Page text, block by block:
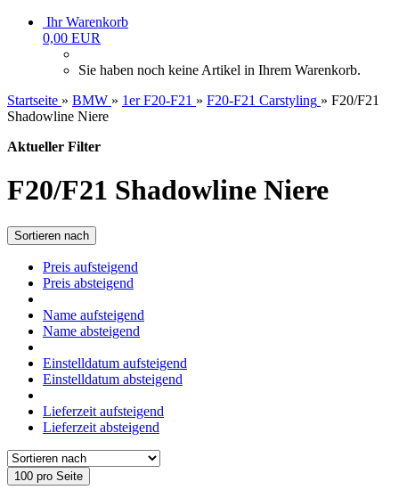
Ihr Warenkorb
0,00 EUR
Sie haben noch keine Artikel in Ihrem Warenkorb.
Startseite » BMW » 1er F20-F21 » F20-F21 Carstyling » F20/F21
Shadowline Niere
Aktueller Filter
F20/F21 Shadowline Niere
Sortieren nach
Preis aufsteigend
Preis absteigend
Name aufsteigend
Name absteigend
Einstelldatum aufsteigend
Einstelldatum absteigend
Lieferzeit aufsteigend
Lieferzeit absteigend
100 pro Seite